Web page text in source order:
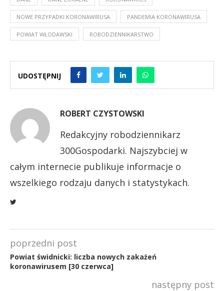
NOWE PRZYPADKI KORONAWIRUSA PANDEMIA KORONAWIRUSA
POWIAT WŁODAWSKI ROBODZIENNIKARSTWO
UDOSTĘPNIJ
ROBERT CZYSTOWSKI
Redakcyjny robodziennikarz
300Gospodarki. Najszybciej w
całym internecie publikuje informacje o
wszelkiego rodzaju danych i statystykach.
poprzedni post
Powiat świdnicki: liczba nowych zakażeń
koronawirusem [30 czerwca]
następny post